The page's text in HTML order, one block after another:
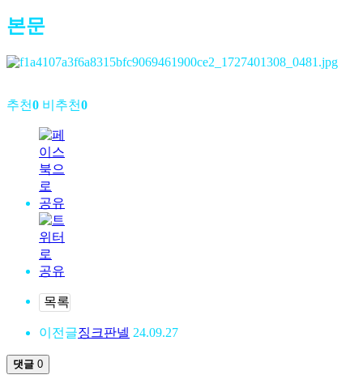
본문
추천0 비추천0
목록
이전글징크판넬 24.09.27
댓글 0